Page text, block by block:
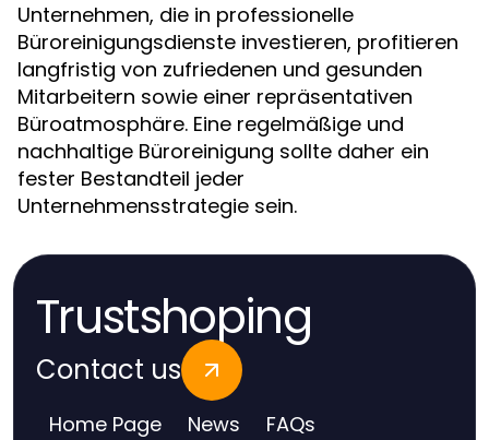
Unternehmen, die in professionelle
Büroreinigungsdienste investieren, profitieren
langfristig von zufriedenen und gesunden
Mitarbeitern sowie einer repräsentativen
Büroatmosphäre. Eine regelmäßige und
nachhaltige Büroreinigung sollte daher ein
fester Bestandteil jeder
Unternehmensstrategie sein.
Trustshoping
Contact us
Home Page News FAQs